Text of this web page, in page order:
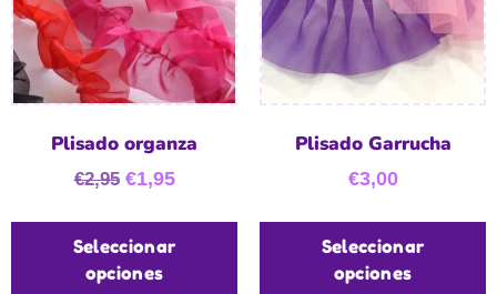
Plisado organza
€2,95 €1,95
Seleccionar
opciones
Plisado Garrucha
€3,00
Seleccionar
opciones